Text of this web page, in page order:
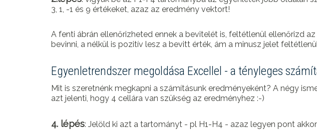
3, 1, -1 és 9 értékeket, azaz az eredmény vektort!
A fenti ábrán ellenőrizheted ennek a bevitelét is, feltétlenül ellenőrizd
bevinni, a nélkül is pozitív lesz a bevitt érték, ám a minusz jelet
Egyenletrendszer megoldása Excellel - a tényleges
Mit is szeretnénk megkapni a számításunk eredményeként? A négy
azt jelenti, hogy 4 cellára van szükség az eredményhez :-)
4. lépés: Jelöld ki azt a tartományt - pl H1-H4 - azaz legyen pont